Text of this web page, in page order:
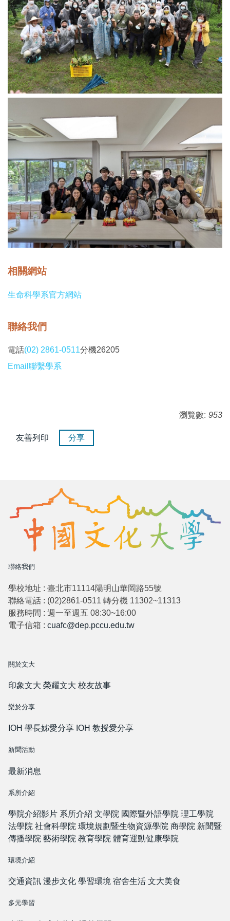
相關網站
生命科學系官方網站
聯絡我們
電話(02) 2861-0511分機26205
Email聯繫學系
瀏覽數: 953
友善列印 分享
聯絡我們
學校地址 : 臺北市11114陽明山華岡路55號
聯絡電話 : (02)2861-0511 轉分機 11302~11313
服務時間 : 週一至週五 08:30~16:00
電子信箱 : cuafc@dep.pccu.edu.tw
關於文大
印象文大 榮耀文大 校友故事
樂於分享
IOH 學長姊愛分享 IOH 教授愛分享
新聞活動
最新消息
系所介紹
學院介紹影片 系所介紹 文學院 國際暨外語學院 理工學院
法學院 社會科學院 環境規劃暨生物資源學院 商學院 新聞暨
傳播學院 藝術學院 教育學院 體育運動健康學院
環境介紹
交通資訊 漫步文化 學習環境 宿舍生活 文大美食
多元學習